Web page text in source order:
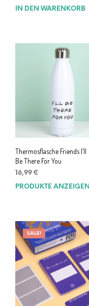
Preis
Preis
IN DEN WARENKORB
Thermosflasche Friends I’ll
Be There For You
16,99 €
PRODUKTE ANZEIGEN
SALE!